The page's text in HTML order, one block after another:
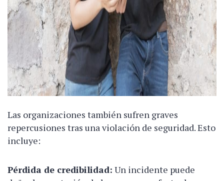
Las organizaciones también sufren graves
repercusiones tras una violación de seguridad. Esto
incluye:
Pérdida de credibilidad: Un incidente puede